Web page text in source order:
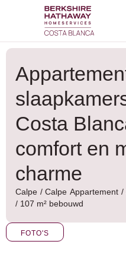
inhoud
Costa
comfort en
charme
Calpe / Calpe Appartement /
/ 107 m² bebouwd
FOTO'S